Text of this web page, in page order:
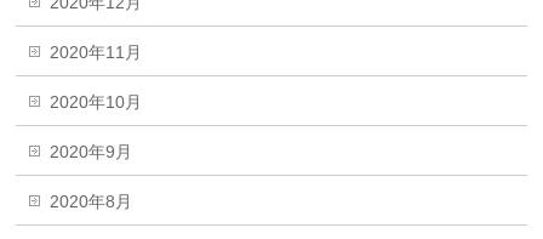
2020年11月
2020年10月
2020年9月
2020年8月